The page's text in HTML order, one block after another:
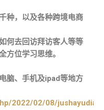
种，以及各种跨境电商
何去回访拜访客人等等
方位学习思维。
脑、手机及ipad等地方
2022/02/08/